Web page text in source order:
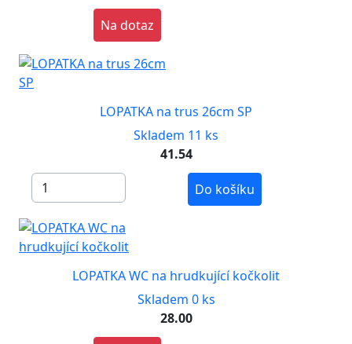
Na dotaz
LOPATKA na trus 26cm SP
Skladem 11 ks
41.54
Do košíku
LOPATKA WC na hrudkující kočkolit
Skladem 0 ks
28.00